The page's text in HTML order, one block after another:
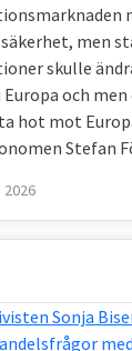
men
skulle
och
hot mot
Stefan